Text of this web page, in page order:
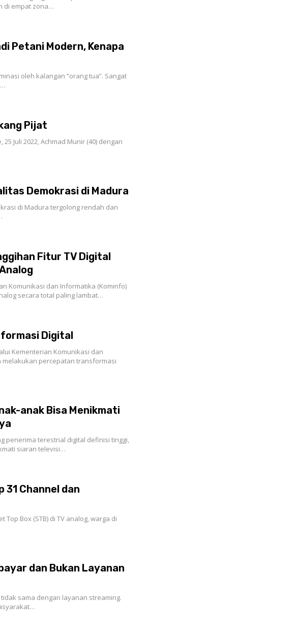
di empat zona…
Petani Modern, Kenapa
oleh kalangan “orang tua”. Sangat
Pijat
25 Juli 2022, Achmad Munir (40) dengan
Demokrasi di Madura
di Madura tergolong rendah dan
Fitur TV Digital
Komunikasi dan Informatika (Kominfo)
secara total paling lambat…
Digital
Kementerian Komunikasi dan
percepatan transformasi
anak Bisa Menikmati
penerima terestrial digital definisi tinggi,
siaran televisi…
31 Channel dan
Top Box (STB) di TV analog, warga di
dan Bukan Layanan
tidak sama dengan layanan streaming.